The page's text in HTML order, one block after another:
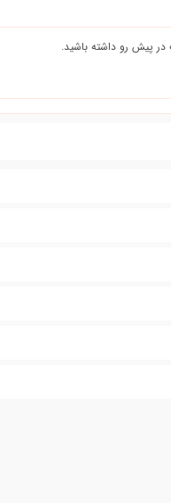
پیش رو داشته باشید.